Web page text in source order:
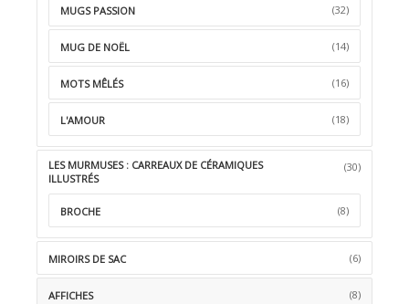
MUGS PASSION (32)
MUG DE NOËL (14)
MOTS MÊLÉS (16)
L'AMOUR (18)
LES MURMUSES : CARREAUX DE CÉRAMIQUES
ILLUSTRÉS
(30)
BROCHE (8)
MIROIRS DE SAC (6)
AFFICHES (8)